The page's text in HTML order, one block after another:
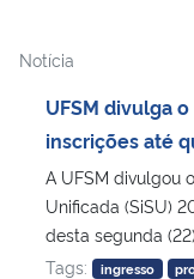
Notícia
UFSM divulga
inscrições até
A UFSM divulgou
Unificada (SiSU)
desta segunda
Tags:
ingresso